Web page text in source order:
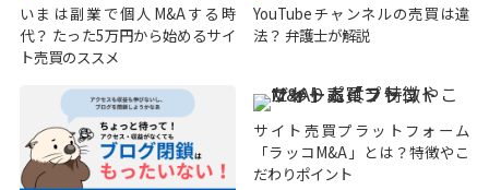
いまは副業で個人M&Aする時
代？ たった5万円から始めるサイ
ト売買のススメ
YouTubeチャンネルの売買は違
法？ 弁護士が解説
サイト売買プラットフォーム
「ラッコM&A」とは？特徴やこ
だわりポイント